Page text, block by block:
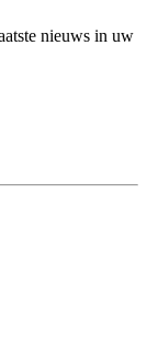
nieuws in uw